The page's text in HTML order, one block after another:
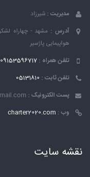
مدیریت : شیرزاد
آدرس : مشهد - چهاراه
هواپیمایی پاژسیر
تلفن همراه : 09153596717
تلفن ثابت : 05131810
پست الکترونیک :
وب : charter2020.com
نقشه سایت